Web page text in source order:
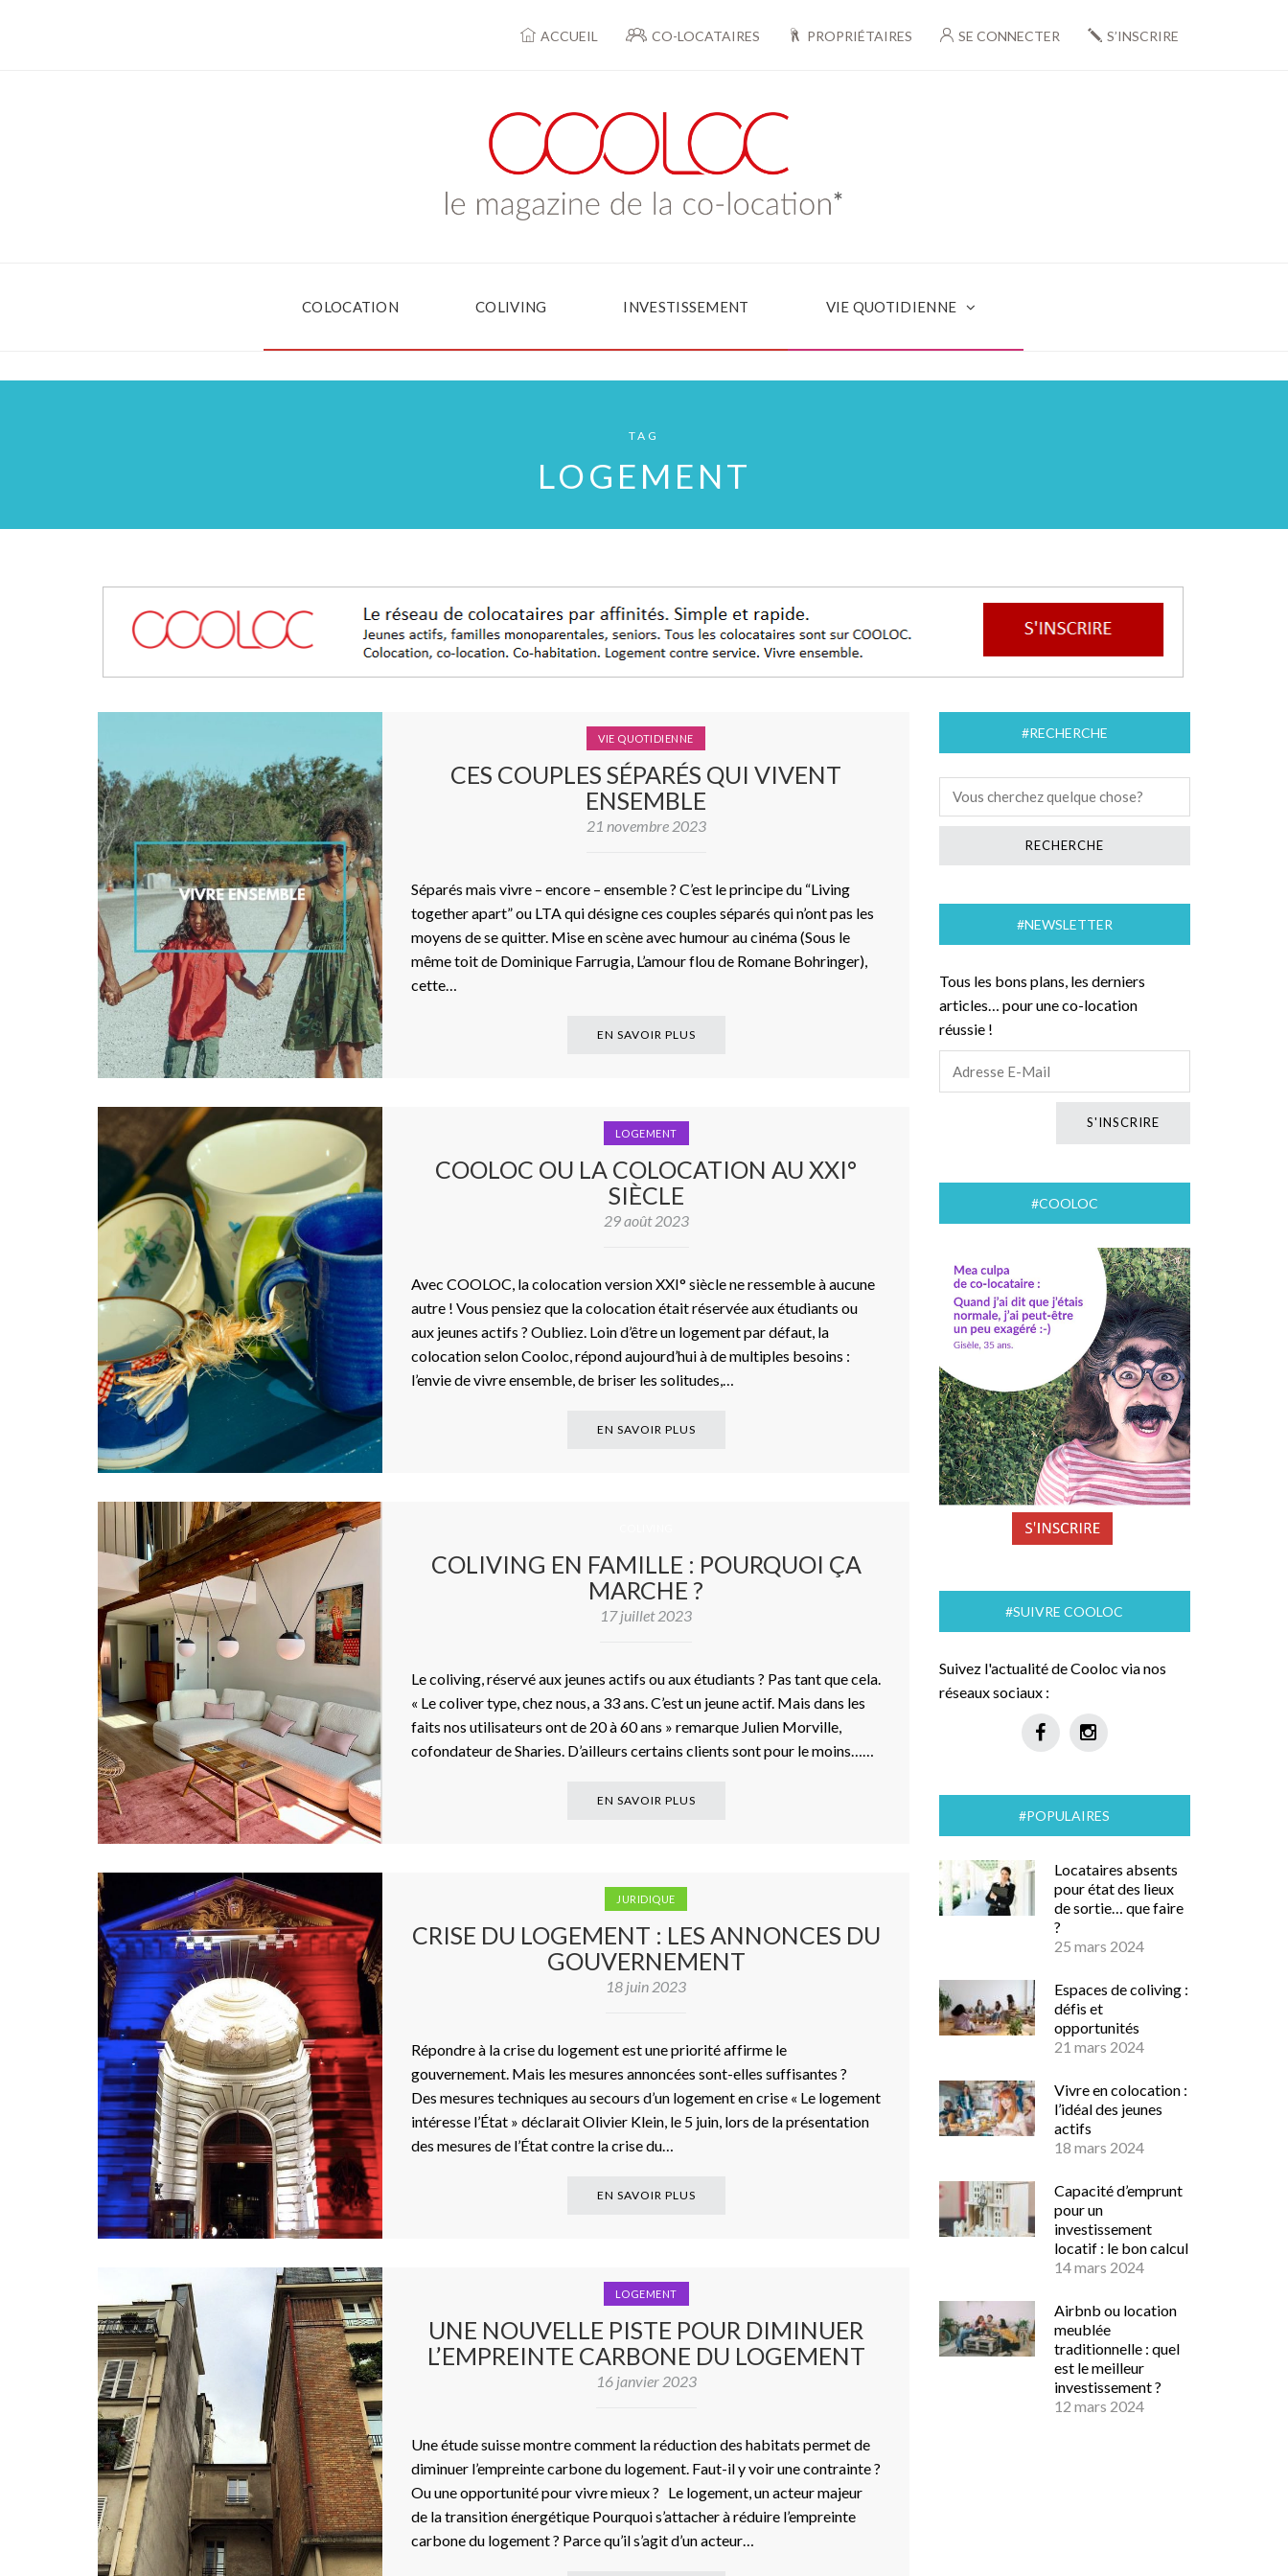
ACCUEIL CO-LOCATAIRES PROPRIÉTAIRES SE CONNECTER S’INSCRIRE
COLOCATION COLIVING INVESTISSEMENT VIE QUOTIDIENNE
TAG
LOGEMENT
VIE QUOTIDIENNE
CES COUPLES SÉPARÉS QUI VIVENT
ENSEMBLE
21 novembre 2023
Séparés mais vivre – encore – ensemble ? C’est le principe du “Living
together apart” ou LTA qui désigne ces couples séparés qui n’ont pas les
moyens de se quitter. Mise en scène avec humour au cinéma (Sous le
même toit de Dominique Farrugia, L’amour flou de Romane Bohringer),
cette…
EN SAVOIR PLUS
LOGEMENT
COOLOC OU LA COLOCATION AU XXI°
SIÈCLE
29 août 2023
Avec COOLOC, la colocation version XXI° siècle ne ressemble à aucune
autre ! Vous pensiez que la colocation était réservée aux étudiants ou
aux jeunes actifs ? Oubliez. Loin d’être un logement par défaut, la
colocation selon Cooloc, répond aujourd’hui à de multiples besoins :
l’envie de vivre ensemble, de briser les solitudes,…
EN SAVOIR PLUS
COLIVING EN FAMILLE : POURQUOI ÇA
MARCHE ?
17 juillet 2023
Le coliving, réservé aux jeunes actifs ou aux étudiants ? Pas tant que cela.
« Le coliver type, chez nous, a 33 ans. C’est un jeune actif. Mais dans les
faits nos utilisateurs ont de 20 à 60 ans » remarque Julien Morville,
cofondateur de Sharies. D’ailleurs certains clients sont pour le moins……
EN SAVOIR PLUS
JURIDIQUE
CRISE DU LOGEMENT : LES ANNONCES DU
GOUVERNEMENT
18 juin 2023
Répondre à la crise du logement est une priorité affirme le
gouvernement. Mais les mesures annoncées sont-elles suffisantes ?
Des mesures techniques au secours d’un logement en crise « Le logement
intéresse l’État » déclarait Olivier Klein, le 5 juin, lors de la présentation
des mesures de l’État contre la crise du…
EN SAVOIR PLUS
LOGEMENT
UNE NOUVELLE PISTE POUR DIMINUER
L’EMPREINTE CARBONE DU LOGEMENT
16 janvier 2023
Une étude suisse montre comment la réduction des habitats permet de
diminuer l’empreinte carbone du logement. Faut-il y voir une contrainte ?
Ou une opportunité pour vivre mieux ? Le logement, un acteur majeur
de la transition énergétique Pourquoi s’attacher à réduire l’empreinte
carbone du logement ? Parce qu’il s’agit d’un acteur…
#RECHERCHE
#NEWSLETTER
Tous les bons plans, les derniers
articles… pour une co-location
réussie !
#COOLOC
#SUIVRE COOLOC
Suivez l'actualité de Cooloc via nos
réseaux sociaux :
#POPULAIRES
Locataires absents
pour état des lieux
de sortie… que faire
?
25 mars 2024
Espaces de coliving :
défis et
opportunités
21 mars 2024
Vivre en colocation :
l’idéal des jeunes
actifs
18 mars 2024
Capacité d’emprunt
pour un
investissement
locatif : le bon calcul
14 mars 2024
Airbnb ou location
meublée
traditionnelle : quel
est le meilleur
investissement ?
12 mars 2024